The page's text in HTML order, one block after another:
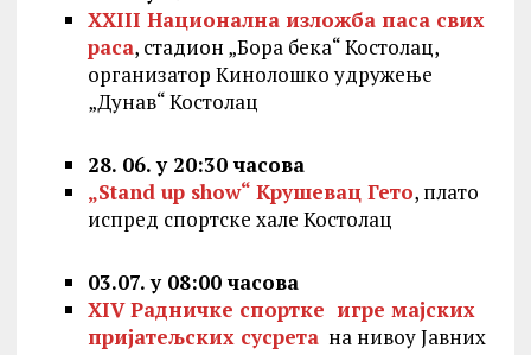
XXIII Национална изложба паса свих
раса, стадион „Бора бека“ Костолац,
организатор Кинолошко удружење
„Дунав“ Костолац
28. 06. у 20:30 часова
„Stand up show“ Крушевац Гето, плато
испред спортске хале Костолац
03.07. у 08:00 часова
XIV Радничке спортке игре мајских
пријатељских сусретана нивоу Јавних